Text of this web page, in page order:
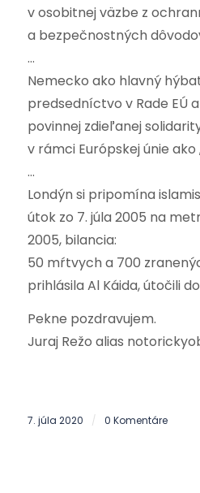
v osobitnej väzbe z
a bezpečnostných
…
Nemecko ako hlavný
predsedníctvo v Rade EÚ
povinnej zdieľanej
v rámci Európskej únie ako
…
Londýn si pripomína
útok zo 7. júla 2005 na
2005, bilancia:
50 mŕtvych a 700
prihlásila Al Káida, útočili
Pekne pozdravujem.
Juraj Režo alias
7. júla 2020 / 0 Komentáre